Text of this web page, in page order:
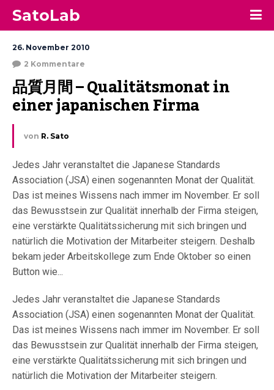
SatoLab
26. November 2010
2 Kommentare
品質月間 – Qualitätsmonat in
einer japanischen Firma
von R. Sato
Jedes Jahr veranstaltet die Japanese Standards
Association (JSA) einen sogenannten Monat der Qualität.
Das ist meines Wissens nach immer im November. Er soll
das Bewusstsein zur Qualität innerhalb der Firma steigen,
eine verstärkte Qualitätssicherung mit sich bringen und
natürlich die Motivation der Mitarbeiter steigern. Deshalb
bekam jeder Arbeitskollege zum Ende Oktober so einen
Button wie...
Jedes Jahr veranstaltet die Japanese Standards
Association (JSA) einen sogenannten Monat der Qualität.
Das ist meines Wissens nach immer im November. Er soll
das Bewusstsein zur Qualität innerhalb der Firma steigen,
eine verstärkte Qualitätssicherung mit sich bringen und
natürlich die Motivation der Mitarbeiter steigern.